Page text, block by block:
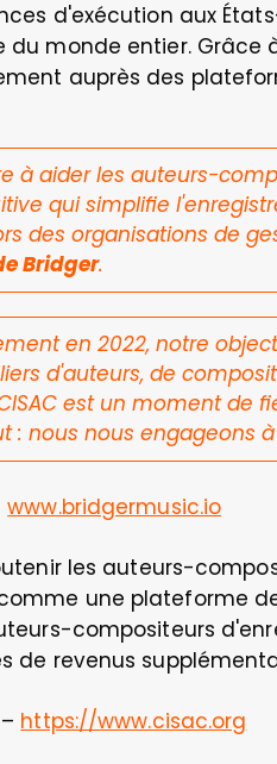
d'exécution aux
du monde entier.
auprès des
à aider les auteurs-
qui simplifie
des organisations de
Bridger.
en 2022, notre
d'auteurs, de
est un moment de
: nous nous engageons
www.bridgermusic.io
les auteurs-
une plateforme
compositeurs
de revenus
– https://www.cisac.org